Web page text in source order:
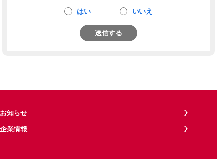
はい いいえ
送信する
お知らせ
企業情報